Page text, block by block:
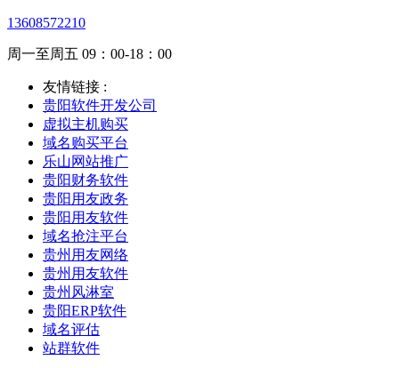
13608572210
周一至周五 09：00-18：00
友情链接 :
贵阳软件开发公司
虚拟主机购买
域名购买平台
乐山网站推广
贵阳财务软件
贵阳用友政务
贵阳用友软件
域名抢注平台
贵州用友网络
贵州用友软件
贵州风淋室
贵阳ERP软件
域名评估
站群软件